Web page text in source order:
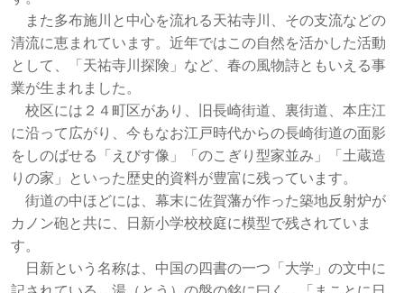
また多布施川と中心を流れる天祐寺川、その支流などの
清流に恵まれています。近年ではこの自然を活かした活動
として、「天祐寺川探険」など、春の風物詩ともいえる事
業が生まれました。
校区には２４町区があり、旧長崎街道、裏街道、本庄江
に沿って広がり、今もなお江戸時代からの長崎街道の面影
をしのばせる「えびす像」「のこぎり型家並み」「土蔵造
りの家」といった歴史的資料が豊富に残っています。
街道の中ほどには、幕末に佐賀藩が作った築地反射炉が
カノン砲と共に、日新小学校校庭に模型で残されていま
す。
日新という名称は、中国の四書の一つ「大学」の文中に